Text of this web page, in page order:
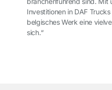
Investitionen in DAF
belgisches Werk eine
sich.“